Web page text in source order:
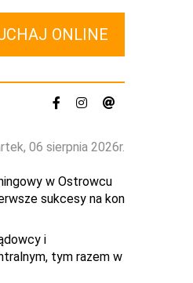
ONLINE
06 sierpnia 2026r.
w Ostrowcu
sukcesy na kon
i
tym razem w